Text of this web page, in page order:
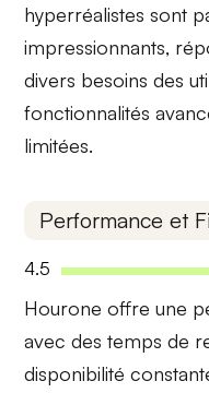
hyperréalistes sont
impressionnants,
divers besoins des
fonctionnalités
limitées.
Performance et
4.5
Hourone offre une
avec des temps de
disponibilité